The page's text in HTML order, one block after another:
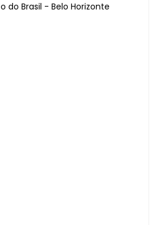
do Brasil - Belo Horizonte